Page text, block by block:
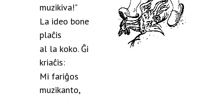
muzikiva!"
La ideo bone
plaĉis
al la koko. Ĝi
kriaĉis:
Mi fariĝos
muzikanto,